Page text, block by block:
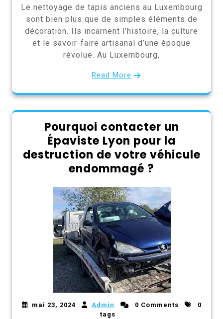
Le nettoyage de tapis anciens au Luxembourg
sont bien plus que de simples éléments de
décoration. Ils incarnent l’histoire, la culture
et le savoir-faire artisanal d’une époque
révolue. Au Luxembourg,
Read More
Pourquoi contacter un
Épaviste Lyon pour la
destruction de votre véhicule
endommagé ?
mai 23, 2024 Admin 0 Comments
0
tags